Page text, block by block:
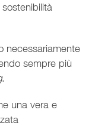
necessariamente
sempre più
.
una vera e